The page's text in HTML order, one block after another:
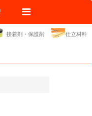
接着剤・保護剤 仕立材料